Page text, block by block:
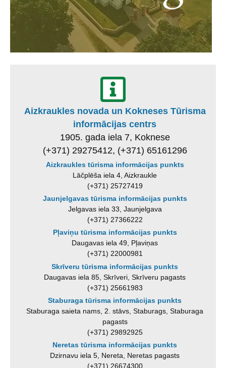
Aizkraukles novada un Kokneses Tūrisma
informācijas centrs
1905. gada iela 7, Koknese
(+371) 29275412, (+371) 65161296
Aizkraukles tūrisma informācijas punkts
Lāčplēša iela 4, Aizkraukle
(+371) 25727419
Jaunjelgavas tūrisma informācijas punkts
Jelgavas iela 33, Jaunjelgava
(+371) 27366222
Pļaviņu tūrisma informācijas punkts
Daugavas iela 49, Pļaviņas
(+371) 22000981
Skrīveru tūrisma informācijas punkts
Daugavas iela 85, Skrīveri, Skrīveru pagasts
(+371) 25661983
Staburaga tūrisma informācijas punkts
Staburaga saieta nams, 2. stāvs, Staburags, Staburaga
pagasts
(+371) 29892925
Neretas tūrisma informācijas punkts
Dzirnavu iela 5, Nereta, Neretas pagasts
(+371) 26674300